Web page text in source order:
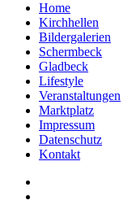
Home
Kirchhellen
Bildergalerien
Schermbeck
Gladbeck
Lifestyle
Veranstaltungen
Marktplatz
Impressum
Datenschutz
Kontakt